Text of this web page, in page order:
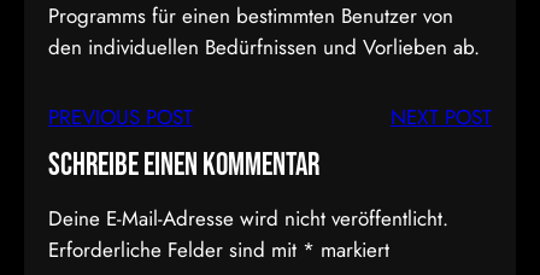
Programms für einen bestimmten Benutzer von
den individuellen Bedürfnissen und Vorlieben ab.
PREVIOUS POST NEXT POST
Schreibe einen Kommentar
Deine E-Mail-Adresse wird nicht veröffentlicht.
Erforderliche Felder sind mit * markiert